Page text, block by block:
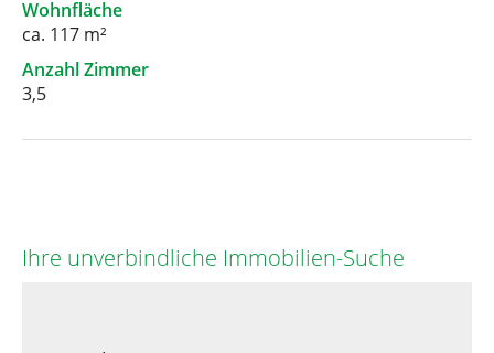
Wohnfläche
ca. 117 m²
Anzahl Zimmer
3,5
Ihre unverbindliche Immobilien-Suche